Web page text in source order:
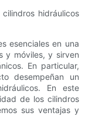
hidráulicos
esenciales en una
y móviles, y sirven
En particular,
desempeñan un
En este
de los cilindros
sus ventajas y